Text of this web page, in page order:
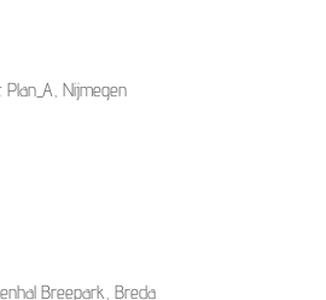
Nijmegen
Breepark, Breda